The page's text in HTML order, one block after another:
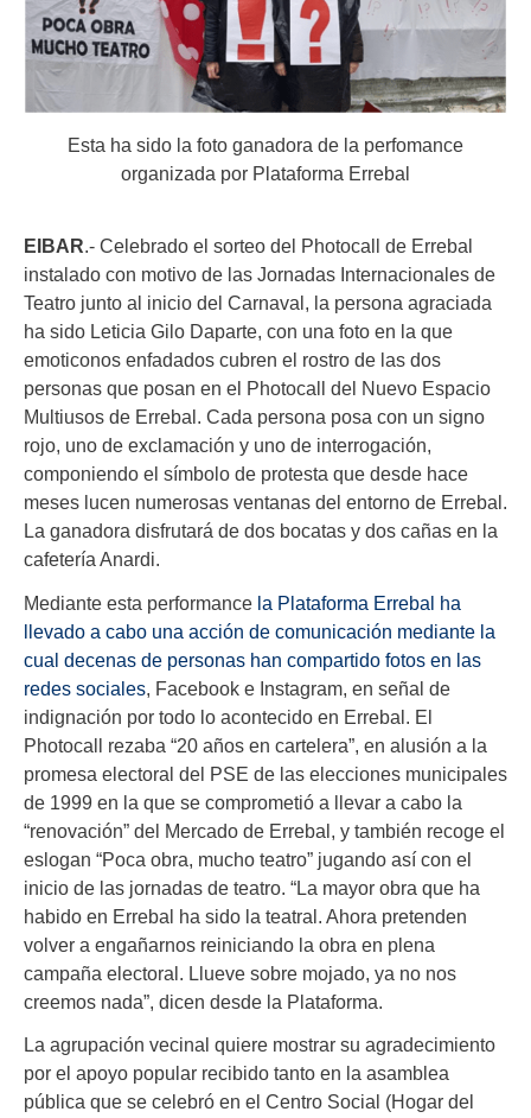
Esta ha sido la foto ganadora de la perfomance
organizada por Plataforma Errebal
EIBAR.- Celebrado el sorteo del Photocall de Errebal
instalado con motivo de las Jornadas Internacionales de
Teatro junto al inicio del Carnaval, la persona agraciada
ha sido Leticia Gilo Daparte, con una foto en la que
emoticonos enfadados cubren el rostro de las dos
personas que posan en el Photocall del Nuevo Espacio
Multiusos de Errebal. Cada persona posa con un signo
rojo, uno de exclamación y uno de interrogación,
componiendo el símbolo de protesta que desde hace
meses lucen numerosas ventanas del entorno de Errebal.
La ganadora disfrutará de dos bocatas y dos cañas en la
cafetería Anardi.
Mediante esta performance la Plataforma Errebal ha
llevado a cabo una acción de comunicación mediante la
cual decenas de personas han compartido fotos en las
redes sociales, Facebook e Instagram, en señal de
indignación por todo lo acontecido en Errebal. El
Photocall rezaba “20 años en cartelera”, en alusión a la
promesa electoral del PSE de las elecciones municipales
de 1999 en la que se comprometió a llevar a cabo la
“renovación” del Mercado de Errebal, y también recoge el
eslogan “Poca obra, mucho teatro” jugando así con el
inicio de las jornadas de teatro. “La mayor obra que ha
habido en Errebal ha sido la teatral. Ahora pretenden
volver a engañarnos reiniciando la obra en plena
campaña electoral. Llueve sobre mojado, ya no nos
creemos nada”, dicen desde la Plataforma.
La agrupación vecinal quiere mostrar su agradecimiento
por el apoyo popular recibido tanto en la asamblea
pública que se celebró en el Centro Social (Hogar del